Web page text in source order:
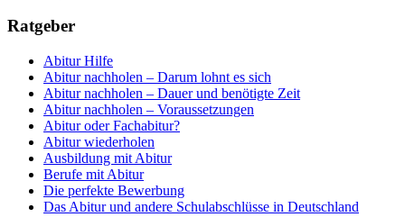
Ratgeber
Abitur Hilfe
Abitur nachholen – Darum lohnt es sich
Abitur nachholen – Dauer und benötigte Zeit
Abitur nachholen – Voraussetzungen
Abitur oder Fachabitur?
Abitur wiederholen
Ausbildung mit Abitur
Berufe mit Abitur
Die perfekte Bewerbung
Das Abitur und andere Schulabschlüsse in Deutschland